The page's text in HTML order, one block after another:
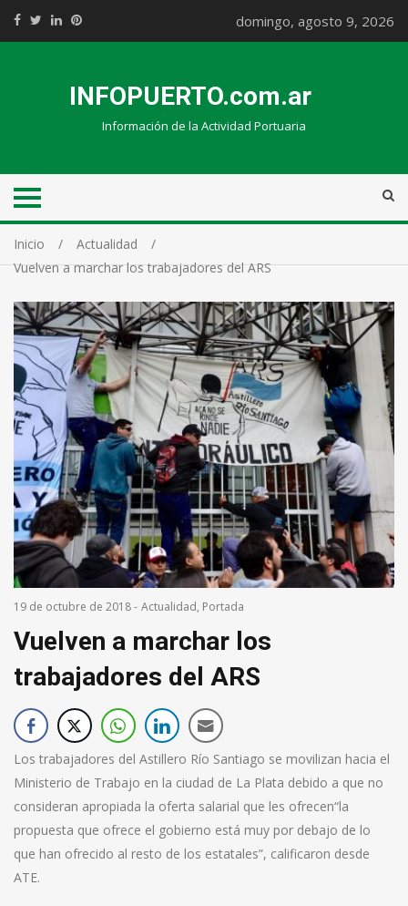
domingo, agosto 9, 2026
INFOPUERTO.com.ar
Información de la Actividad Portuaria
Inicio
Actualidad
Vuelven a marchar los trabajadores del ARS
19 de octubre de 2018- Actualidad, Portada
Vuelven a marchar los
trabajadores del ARS
Los trabajadores del Astillero Río Santiago se movilizan hacia el
Ministerio de Trabajo en la ciudad de La Plata debido a que no
consideran apropiada la oferta salarial que les ofrecen“la
propuesta que ofrece el gobierno está muy por debajo de lo
que han ofrecido al resto de los estatales”, calificaron desde
ATE.